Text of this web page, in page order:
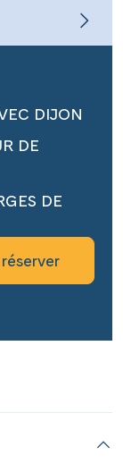
| DE
DIJON
DE
DE